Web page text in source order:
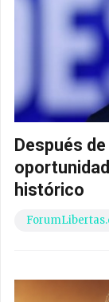
Después
histórico